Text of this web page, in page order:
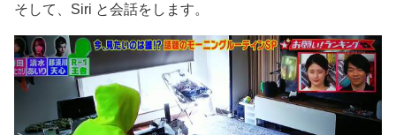
そして、Siri と会話をします。